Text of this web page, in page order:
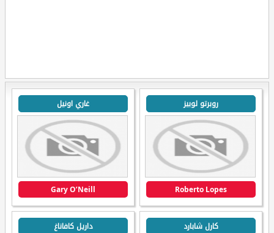
روبرتو لوبيز
Roberto Lopes
غاري اونيل
Gary O’Neill
كارل شابارد داريل كافاناغ